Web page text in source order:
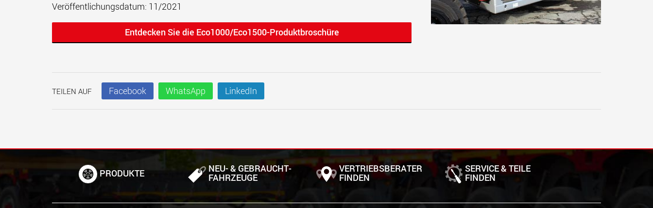
Veröffentlichungsdatum: 11/2021
Entdecken Sie die Eco1000/Eco1500-Produktbroschüre
TEILEN AUF Facebook WhatsApp LinkedIn
PRODUKTE NEU- & GEBRAUCHT­
FAHRZEUGE
VERTRIEBSBERATER
FINDEN
SERVICE & TEILE
FINDEN